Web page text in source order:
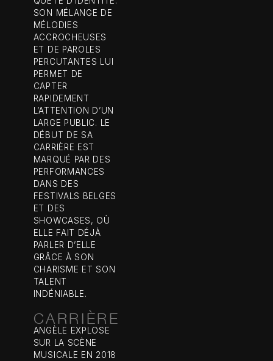
SON MÉLANGE DE
MÉLODIES
ACCROCHEUSES
ET DE PAROLES
PERCUTANTES LUI
PERMET DE
CAPTER
RAPIDEMENT
L’ATTENTION D’UN
LARGE PUBLIC. LE
DÉBUT DE SA
CARRIÈRE EST
MARQUÉ PAR DES
PERFORMANCES
DANS DES
FESTIVALS BELGES
ET DES
SHOWCASES, OÙ
ELLE FAIT DÉJÀ
PARLER D’ELLE
GRÂCE À SON
CHARISME ET SON
TALENT
INDÉNIABLE.
CARRIÈRE
ANGÈLE EXPLOSE
SUR LA SCÈNE
MUSICALE EN 2018